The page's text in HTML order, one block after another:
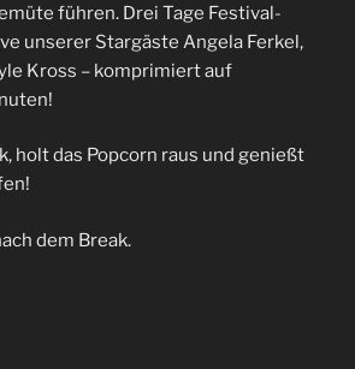
führen. Drei Tage Festival-
unserer Stargäste Angela Ferkel,
Kross – komprimiert auf
holt das Popcorn raus und genießt
dem Break.